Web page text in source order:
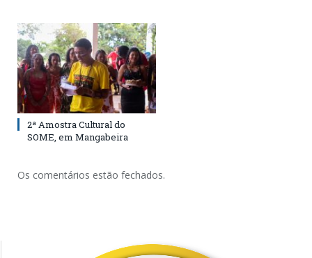
2ª Amostra Cultural do
SOME, em Mangabeira
Os comentários estão fechados.